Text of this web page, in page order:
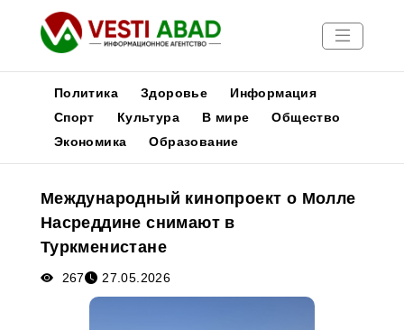
Новости
Медиа
Афиша
Политика Здоровье
Информация
Спорт
Культура В мире
Общество
Экономика
Образование
Международный кинопроект о Молле
Насреддине снимают в
Туркменистане
267 27.05.2026